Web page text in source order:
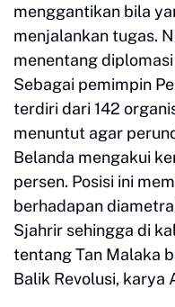
menggantikan bila
menjalankan tugas.
menentang
Sebagai pemimpin
terdiri dari 142
menuntut agar
Belanda mengakui
persen. Posisi ini
berhadapan
Sjahrir sehingga di
tentang Tan Malaka
Balik Revolusi, karya